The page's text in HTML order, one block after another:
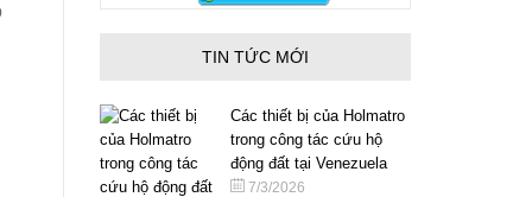
TIN TỨC MỚI
Các thiết bị của Holmatro
trong công tác cứu hộ
động đất tại Venezuela
7/3/2026